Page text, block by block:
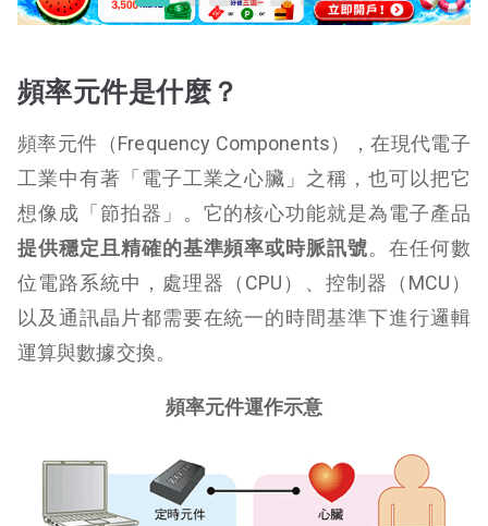
頻率元件是什麼？
頻率元件（Frequency Components），在現代電子
工業中有著「電子工業之心臟」之稱，也可以把它
想像成「節拍器」。它的核心功能就是為電子產品
提供穩定且精確的基準頻率或時脈訊號。在任何數
位電路系統中，處理器（CPU）、控制器（MCU）
以及通訊晶片都需要在統一的時間基準下進行邏輯
運算與數據交換。
頻率元件運作示意